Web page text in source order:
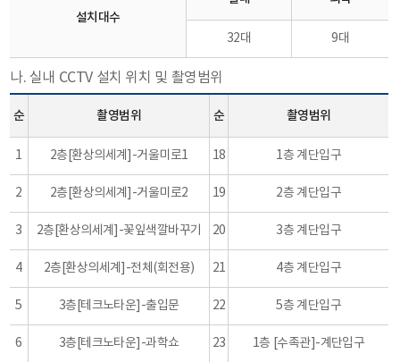
설치대수
32대 9대
나. 실내 CCTV 설치 위치 및 촬영범위
순 촬영범위 순 촬영범위
1 2층[환상의세계]-거울미로1 18 1층 계단입구
2 2층[환상의세계]-거울미로2 19 2층 계단입구
3 2층[환상의세계]-꽃잎색깔바꾸기 20 3층 계단입구
4 2층[환상의세계]-전체(회전용) 21 4층 계단입구
5 3층[테크노타운]-출입문 22 5층 계단입구
6 3층[테크노타운]-과학쇼 23 1층 [수족관]-계단입구